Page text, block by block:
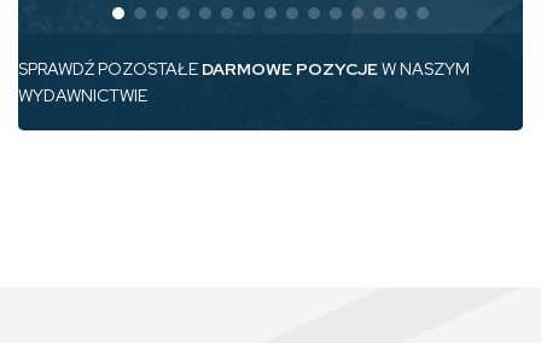
SPRAWDŹ POZOSTAŁE DARMOWE POZYCJEW NASZYM
WYDAWNICTWIE